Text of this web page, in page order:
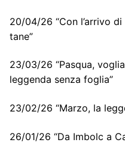
20/04/26 “Con l’arrivo
tane”
23/03/26 “Pasqua,
leggenda senza foglia”
23/02/26 “Marzo, la
26/01/26 “Da Imbolc a